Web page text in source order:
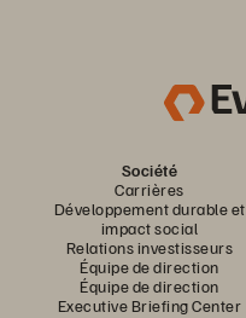
Société
Carrières
Développement durable et
impact social
Relations investisseurs
Équipe de direction
Équipe de direction
Executive Briefing Center